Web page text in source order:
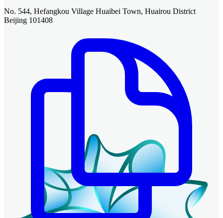
No. 544, Hefangkou Village Huaibei Town, Huairou District
Beijing 101408